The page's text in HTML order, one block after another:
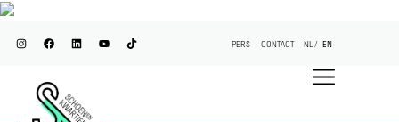
PERS CONTACT NL EN